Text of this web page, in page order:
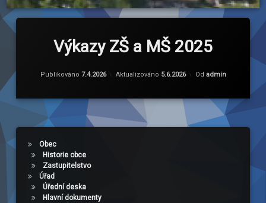
Výkazy ZŠ a MŠ 2025
Publikováno 7.4.2026 Aktualizováno 5.6.2026 Od admin
Obec
Historie obce
Zastupitelstvo
Úřad
Úřední deska
Hlavní dokumenty